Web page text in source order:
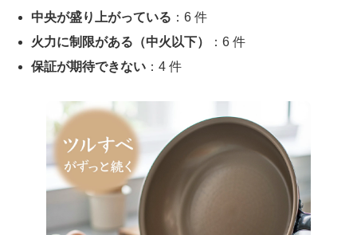
中央が盛り上がっている ：6 件
火力に制限がある（中火以下）
：6 件
保証が期待できない ：4 件